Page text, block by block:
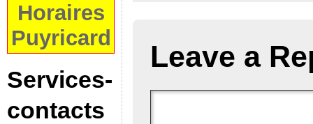
Horaires
Puyricard
Services-
contacts
Leave a